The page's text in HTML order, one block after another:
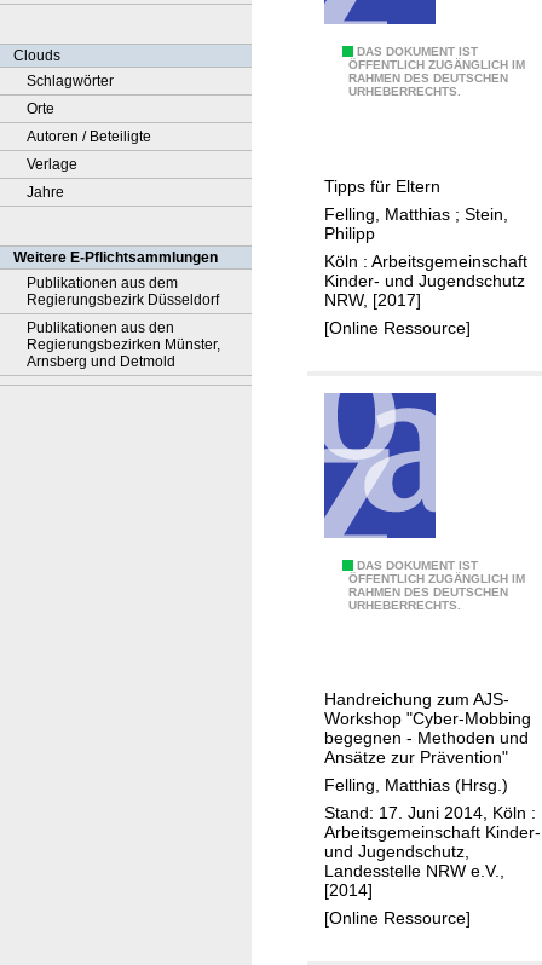
Clouds
Schlagwörter
Orte
Autoren / Beteiligte
Verlage
Jahre
Weitere E-Pflichtsammlungen
Publikationen aus dem
Regierungsbezirk Düsseldorf
Publikationen aus den
Regierungsbezirken Münster,
Arnsberg und Detmold
DAS DOKUMENT IST
ÖFFENTLICH ZUGÄNGLICH IM
RAHMEN DES DEUTSCHEN
URHEBERRECHTS.
t
e
r
-
S
p
e
e
n
i
l
i
e
Tipps für Eltern
Felling, Matthias ; Stein,
Philipp
Köln : Arbeitsgemeinschaft
Kinder- und Jugendschutz
NRW, [2017]
[Online Ressource]
DAS DOKUMENT IST
ÖFFENTLICH ZUGÄNGLICH IM
RAHMEN DES DEUTSCHEN
URHEBERRECHTS.
-
M
o
b
b
i
n
g
b
Handreichung zum AJS-
Workshop "Cyber-Mobbing
begegnen - Methoden und
Ansätze zur Prävention"
Felling, Matthias (Hrsg.)
Stand: 17. Juni 2014, Köln :
Arbeitsgemeinschaft Kinder-
und Jugendschutz,
Landesstelle NRW e.V.,
[2014]
[Online Ressource]